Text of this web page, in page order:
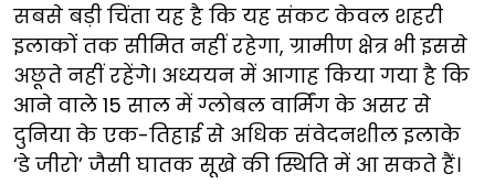
सबसे बड़ी चिंता यह है कि यह संकट केवल शहरी
इलाकों तक सीमित नहीं रहेगा, ग्रामीण क्षेत्र भी इससे
अछूते नहीं रहेंगे। अध्ययन में आगाह किया गया है कि
आने वाले 15 साल में ग्लोबल वार्मिंग के असर से
दुनिया के एक-तिहाई से अधिक संवेदनशील इलाके
‘डे जीरो’ जैसी घातक सूखे की स्थिति में आ सकते हैं।